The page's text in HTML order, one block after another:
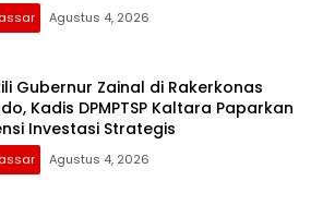
Agustus 4, 2026
Gubernur Zainal di Rakerkonas
Kadis DPMPTSP Kaltara Paparkan
Investasi Strategis
Agustus 4, 2026